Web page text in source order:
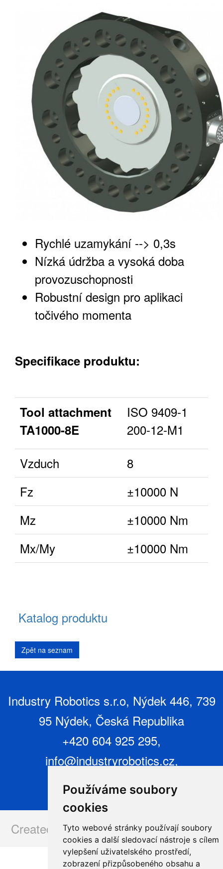
Používáme soubory
cookies
Tyto webové stránky používají soubory
cookies a další sledovací nástroje s cílem
vylepšení uživatelského prostředí,
zobrazení přizpůsobeného obsahu a
Rychlé uzamykání --> 0,3s
Nízká údržba a vysoká doba
provozuschopnosti
Robustní design pro aplikaci
točivého momenta
Specifikace produktu:
Tool attachment
TA1000-8E
ISO 9409-1
200-12-M1
Vzduch
8
Fz
±10000 N
Mz
±10000 Nm
Mx/My
±10000 Nm
Katalog produktu
Industry Robotics s.r.o, Nýdek 446, 739
95 Nýdek, Česká Republika
+420 604 925 295,
info@industryrobotics.cz,
www.industryrobotics.cz
Created and operated by:www.issa.cz